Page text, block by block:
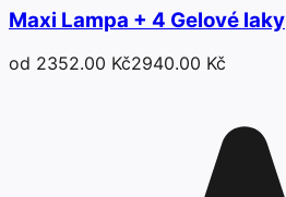
Maxi Lampa + 4 Gelové laky
od 2352.00 Kč2940.00 Kč